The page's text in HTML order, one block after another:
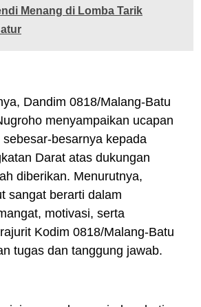
Menang di Lomba Tarik
Dandim 0818/Malang-Batu
menyampaikan ucapan
besarnya kepada
Darat atas dukungan
diberikan. Menurutnya,
sangat berarti dalam
motivasi, serta
Kodim 0818/Malang-Batu
tugas dan tanggung jawab.